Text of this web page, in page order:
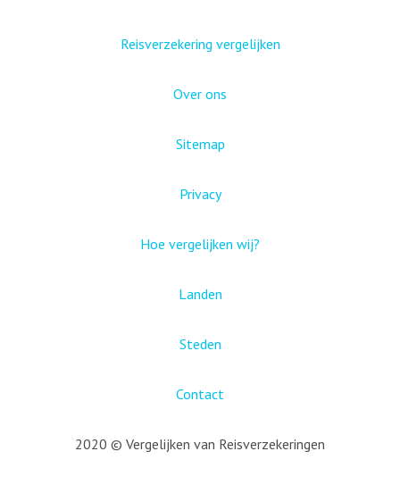
Reisverzekering vergelijken
Over ons
Sitemap
Privacy
Hoe vergelijken wij?
Landen
Steden
Contact
2020 © Vergelijken van Reisverzekeringen